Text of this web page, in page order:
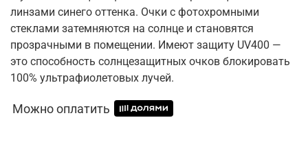
линзами синего оттенка. Очки с фотохромными
стеклами затемняются на солнце и становятся
прозрачными в помещении. Имеют защиту UV400 —
это способность солнцезащитных очков блокировать
100% ультрафиолетовых лучей.
Можно оплатить